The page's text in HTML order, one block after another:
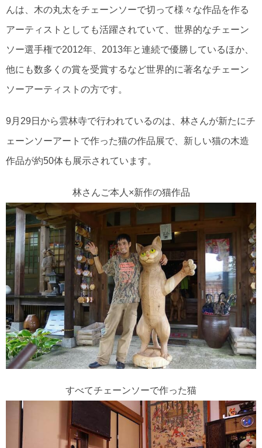
んは、木の丸太をチェーンソーで切って様々な作品を作る
アーティストとしても活躍されていて、世界的なチェーン
ソー選手権で2012年、2013年と連続で優勝しているほか、
他にも数多くの賞を受賞するなど世界的に著名なチェーン
ソーアーティストの方です。
9月29日から雲林寺で行われているのは、林さんが新たにチ
ェーンソーアートで作った猫の作品展で、新しい猫の木造
作品が約50体も展示されています。
林さんご本人×新作の猫作品
すべてチェーンソーで作った猫